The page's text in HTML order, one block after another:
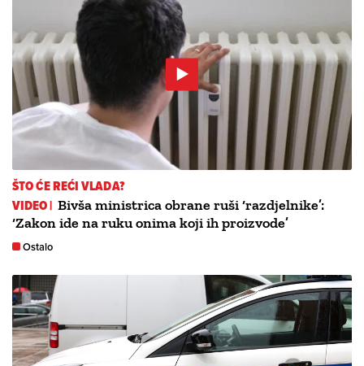
ŠTO ĆE REĆI VLADA?
VIDEO | Bivša ministrica obrane ruši ‘razdjelnike’:
‘Zakon ide na ruku onima koji ih proizvode’
Ostalo